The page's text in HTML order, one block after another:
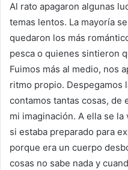
Al rato apagaron algunas
temas lentos. La mayoría
quedaron los más
pesca o quienes sintieron
Fuimos más al medio, nos
ritmo propio. Despegamos
contamos tantas cosas, de
mi imaginación. A ella se
si estaba preparado para
porque era un cuerpo
cosas no sabe nada y